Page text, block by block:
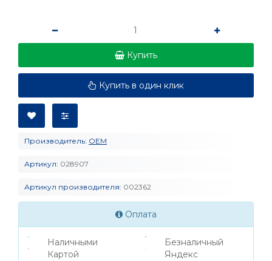
Купить
Купить в один клик
Производитель: OEM
Артикул: 028907
Артикул производителя: 002362
Оплата
Наличными
Картой
Безналичный
Яндекс